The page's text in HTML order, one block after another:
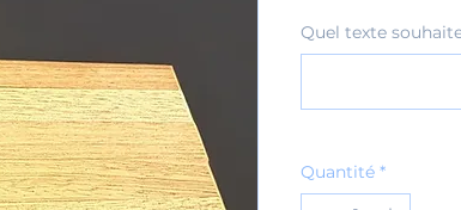
Quel texte
Quantité *